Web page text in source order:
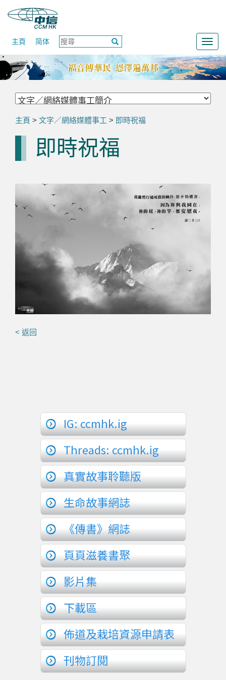
主頁 简体
主頁 > 文字／網絡媒體事工 > 即時祝福
即時祝福
< 返回
IG: ccmhk.ig
Threads: ccmhk.ig
真實故事聆聽版
生命故事網誌
《傳書》網誌
頁頁滋養書聚
影片集
下載區
佈道及栽培資源申請表
刊物訂閱